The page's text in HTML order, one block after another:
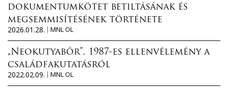
dokumentumkötet betiltásának és
megsemmisítésének története
2026.01.28.
MNL OL
„Neokutyabőr”. 1987-es ellenvélemény a
családfakutatásról
2022.02.09.
MNL OL